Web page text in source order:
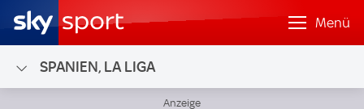
Menü
SPANIEN, LA LIGA